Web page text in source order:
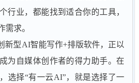
行业，都能找到适合你的工具，
需求。
新型AI智能写作+排版软件，正以
为自媒体创作者的得力助手。在
选择“有一云AI”，就是选择了一